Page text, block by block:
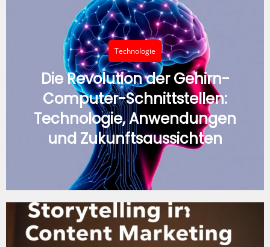
Technologie
Die Revolution der Gehirn-
Computer-Schnittstellen:
Technologie, Anwendungen
und Zukunftsaussichten